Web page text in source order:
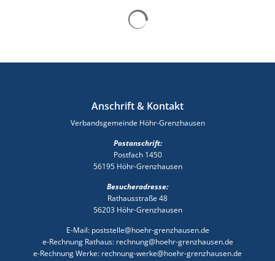
Anschrift & Kontakt
Verbandsgemeinde Höhr-Grenzhausen
Postanschrift:
Postfach 1450
56195 Höhr-Grenzhausen
Besucheradresse:
Rathausstraße 48
56203 Höhr-Grenzhausen
E-Mail: poststelle@hoehr-grenzhausen.de
e-Rechnung Rathaus: rechnung@hoehr-grenzhausen.de
e-Rechnung Werke: rechnung-werke@hoehr-grenzhausen.de